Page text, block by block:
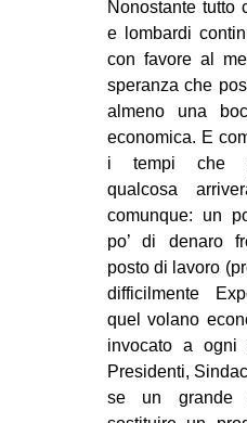
Nonostante tutto
e lombardi
con favore al
speranza che
almeno una
economica. E
i tempi che
qualcosa
comunque: un
po’ di denaro
posto di lavoro
difficilmente
quel volano
invocato a ogni
Presidenti,
se un grande